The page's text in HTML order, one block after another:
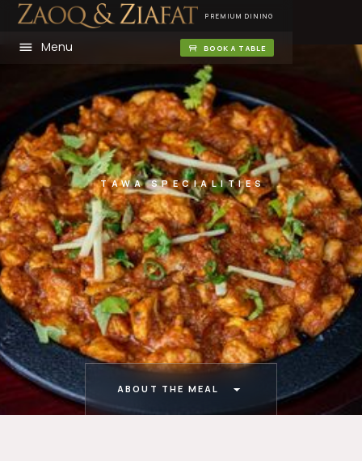
PREMIUM DINING
Menu BOOK A TABLE
TAWA SPECIALITIES
ABOUT THE MEAL